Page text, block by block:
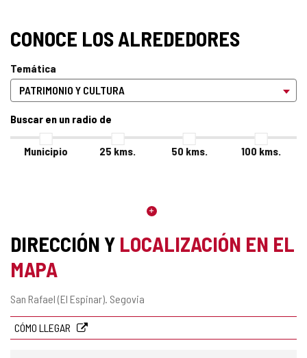
CONOCE LOS ALREDEDORES
Temática
Buscar en un radio de
Municipio 25 kms. 50 kms. 100 kms.
DIRECCIÓN Y LOCALIZACIÓN EN EL
MAPA
Dirección
San Rafael (El Espinar). Segovia
CÓMO LLEGAR